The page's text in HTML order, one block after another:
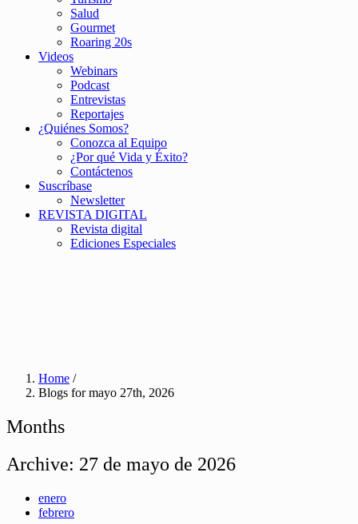
Salud
Gourmet
Roaring 20s
Videos
Webinars
Podcast
Entrevistas
Reportajes
¿Quiénes Somos?
Conozca al Equipo
¿Por qué Vida y Éxito?
Contáctenos
Suscríbase
Newsletter
REVISTA DIGITAL
Revista digital
Ediciones Especiales
Home /
Blogs for mayo 27th, 2026
Months
Archive: 27 de mayo de 2026
enero
febrero